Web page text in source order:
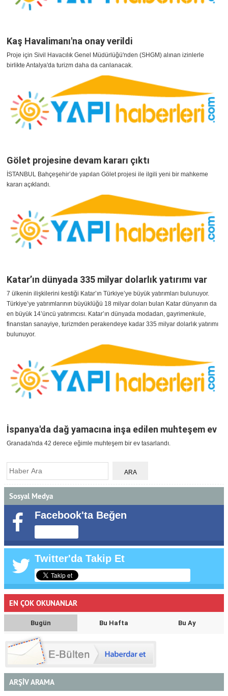
Kaş Havalimanı'na onay verildi
Proje için Sivil Havacılık Genel Müdürlüğü'nden (SHGM) alınan izinlerle
birlikte Antalya'da turizm daha da canlanacak.
Gölet projesine devam kararı çıktı
İSTANBUL Bahçeşehir’de yapılan Gölet projesi ile ilgili yeni bir mahkeme
kararı açıklandı.
Katar’ın dünyada 335 milyar dolarlık yatırımı var
7 ülkenin ilişkilerini kestiği Katar’ın Türkiye’ye büyük yatırımları bulunuyor.
Türkiye’ye yatırımlarının büyüklüğü 18 milyar doları bulan Katar dünyanın da
en büyük 14’üncü yatırımcısı. Katar’ın dünyada modadan, gayrimenkule,
finanstan sanayiye, turizmden perakendeye kadar 335 milyar dolarlık yatırımı
bulunuyor.
İspanya'da dağ yamacına inşa edilen muhteşem ev
Granada'nda 42 derece eğimle muhteşem bir ev tasarlandı.
Sosyal Medya
Facebook'ta Beğen
Twitter'da Takip Et
EN ÇOK OKUNANLAR
Bugün Bu Hafta Bu Ay
ARŞİV ARAMA